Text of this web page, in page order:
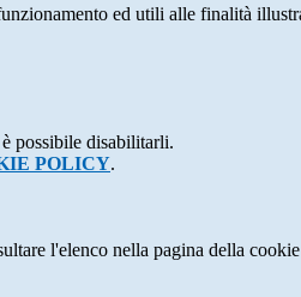
ed utili alle finalità
possibile disabilitarli.
POLICY.
l'elenco nella pagina della